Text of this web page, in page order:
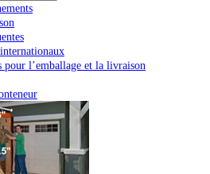
pour l’emballage et la livraison